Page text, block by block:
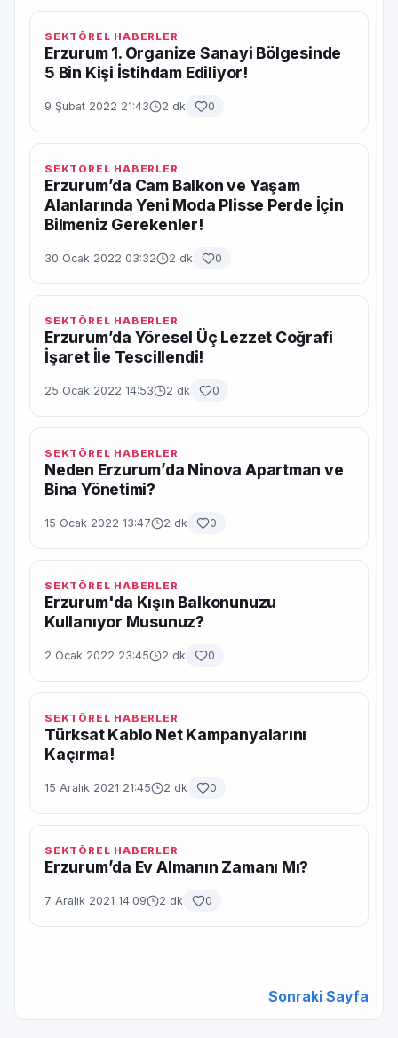
SEKTÖREL HABERLER
Erzurum 1. Organize Sanayi Bölgesinde
5 Bin Kişi İstihdam Ediliyor!
9 Şubat 2022 21:43 2 dk 0
SEKTÖREL HABERLER
Erzurum’da Cam Balkon ve Yaşam
Alanlarında Yeni Moda Plisse Perde İçin
Bilmeniz Gerekenler!
30 Ocak 2022 03:32 2 dk 0
SEKTÖREL HABERLER
Erzurum’da Yöresel Üç Lezzet Coğrafi
İşaret İle Tescillendi!
25 Ocak 2022 14:53 2 dk 0
SEKTÖREL HABERLER
Neden Erzurum’da Ninova Apartman ve
Bina Yönetimi?
15 Ocak 2022 13:47 2 dk 0
SEKTÖREL HABERLER
Erzurum'da Kışın Balkonunuzu
Kullanıyor Musunuz?
2 Ocak 2022 23:45 2 dk 0
SEKTÖREL HABERLER
Türksat Kablo Net Kampanyalarını
Kaçırma!
15 Aralık 2021 21:45 2 dk 0
SEKTÖREL HABERLER
Erzurum’da Ev Almanın Zamanı Mı?
7 Aralık 2021 14:09 2 dk 0
Sonraki Sayfa